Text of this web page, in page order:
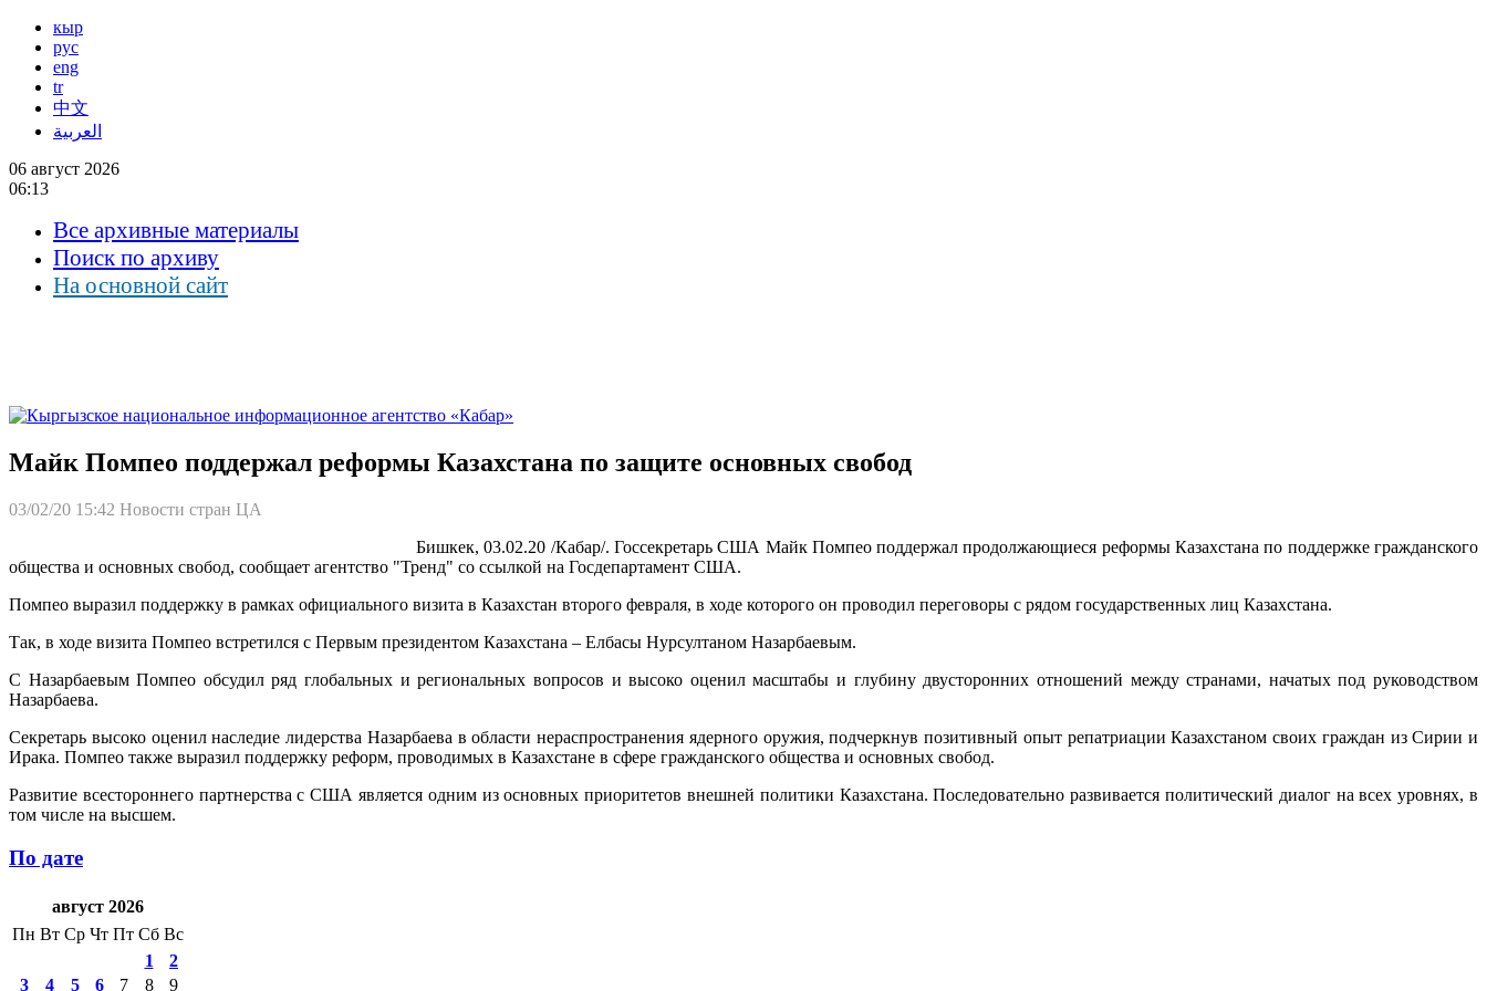
кыр
рус
eng
tr
中文
العربية
06 август 2026
06:13
Все архивные материалы
Поиск по архиву
На основной сайт
Майк Помпео поддержал реформы Казахстана по защите основных свобод
03/02/20 15:42 Новости стран ЦА
Бишкек, 03.02.20 /Кабар/. Госсекретарь США Майк Помпео поддержал продолжающиеся реформы Казахстана по поддержке гражданского
общества и основных свобод, сообщает агентство "Тренд" со ссылкой на Госдепартамент США.
Помпео выразил поддержку в рамках официального визита в Казахстан второго февраля, в ходе которого он проводил переговоры с рядом государственных лиц Казахстана.
Так, в ходе визита Помпео встретился с Первым президентом Казахстана – Елбасы Нурсултаном Назарбаевым.
С Назарбаевым Помпео обсудил ряд глобальных и региональных вопросов и высоко оценил масштабы и глубину двусторонних отношений между странами, начатых под руководством
Назарбаева.
Секретарь высоко оценил наследие лидерства Назарбаева в области нераспространения ядерного оружия, подчеркнув позитивный опыт репатриации Казахстаном своих граждан из Сирии и
Ирака. Помпео также выразил поддержку реформ, проводимых в Казахстане в сфере гражданского общества и основных свобод.
Развитие всестороннего партнерства с США является одним из основных приоритетов внешней политики Казахстана. Последовательно развивается политический диалог на всех уровнях, в
том числе на высшем.
По дате
август 2026
Пн Вт Ср Чт Пт Сб Вс
1
2
3
4 5 6 7 8 9